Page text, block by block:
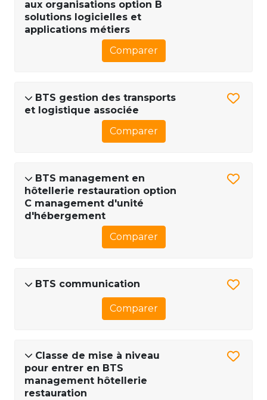
aux organisations option B
solutions logicielles et
applications métiers
Comparer
BTS gestion des transports
et logistique associée
Comparer
BTS management en
hôtellerie restauration option
C management d'unité
d'hébergement
Comparer
BTS communication
Comparer
Classe de mise à niveau
pour entrer en BTS
management hôtellerie
restauration